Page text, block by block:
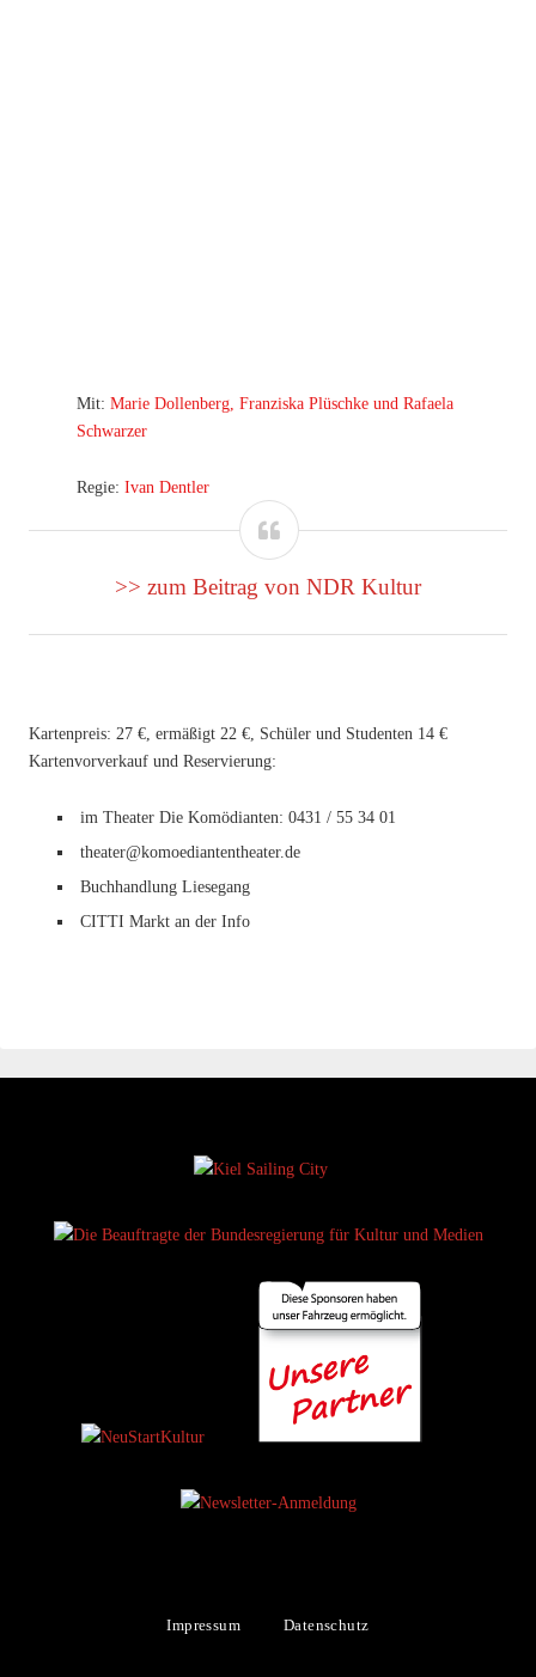
Mit: Marie Dollenberg, Franziska Plüschke und Rafaela
Schwarzer
Regie: Ivan Dentler
>> zum Beitrag von NDR Kultur
Kartenpreis: 27 €, ermäßigt 22 €, Schüler und Studenten 14 €
Kartenvorverkauf und Reservierung:
im Theater Die Komödianten: 0431 / 55 34 01
theater@komoediantentheater.de
Buchhandlung Liesegang
CITTI Markt an der Info
Impressum Datenschutz